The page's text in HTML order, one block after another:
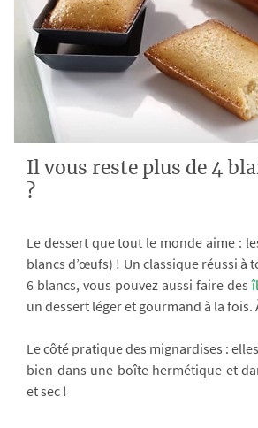
Il vous reste plus de 4
?
Le dessert que tout le monde aime :
blancs d’œufs) ! Un classique réussi à
6 blancs, vous pouvez aussi faire des
un dessert léger et gourmand à la fois.
Le côté pratique des mignardises :
bien dans une boîte hermétique et
et sec !